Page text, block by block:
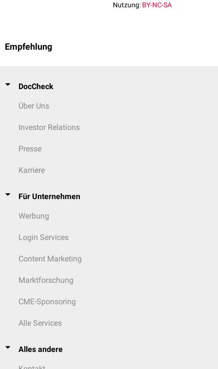
Nutzung: BY-NC-SA
Empfehlung
DocCheck
Über Uns
Investor Relations
Presse
Karriere
Für Unternehmen
Werbung
Login Services
Content Marketing
Marktforschung
CME-Sponsoring
Alle Services
Alles andere